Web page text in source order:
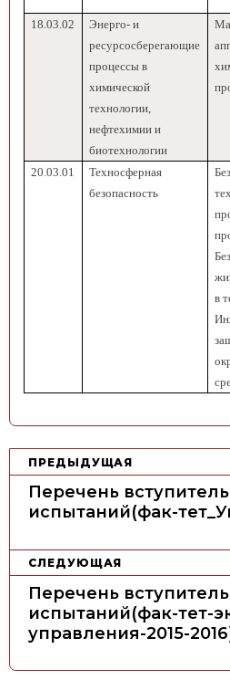
18.03.02
Энерго- и
ресурсосберегающие
процессы в
химической
технологии,
нефтехимии и
биотехнологии
20.03.01
Техносферная
безопасность
в
Н
я
ПРЕДЫДУЩАЯ
Перечень
испытаний(фак-
СЛЕДУЮЩАЯ
Перечень
испытаний(фак-тет-
управления-2015-